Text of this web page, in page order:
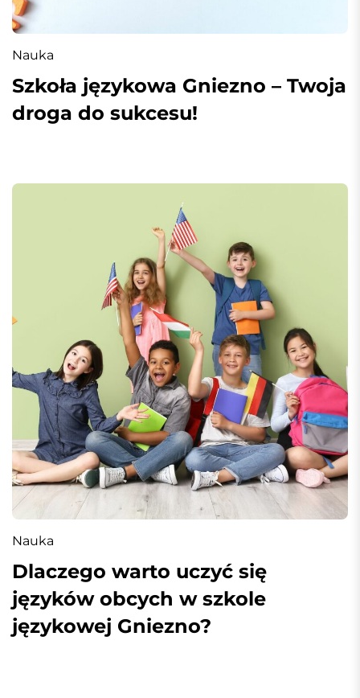
Nauka
Szkoła językowa Gniezno – Twoja
droga do sukcesu!
Nauka
Dlaczego warto uczyć się
języków obcych w szkole
językowej Gniezno?